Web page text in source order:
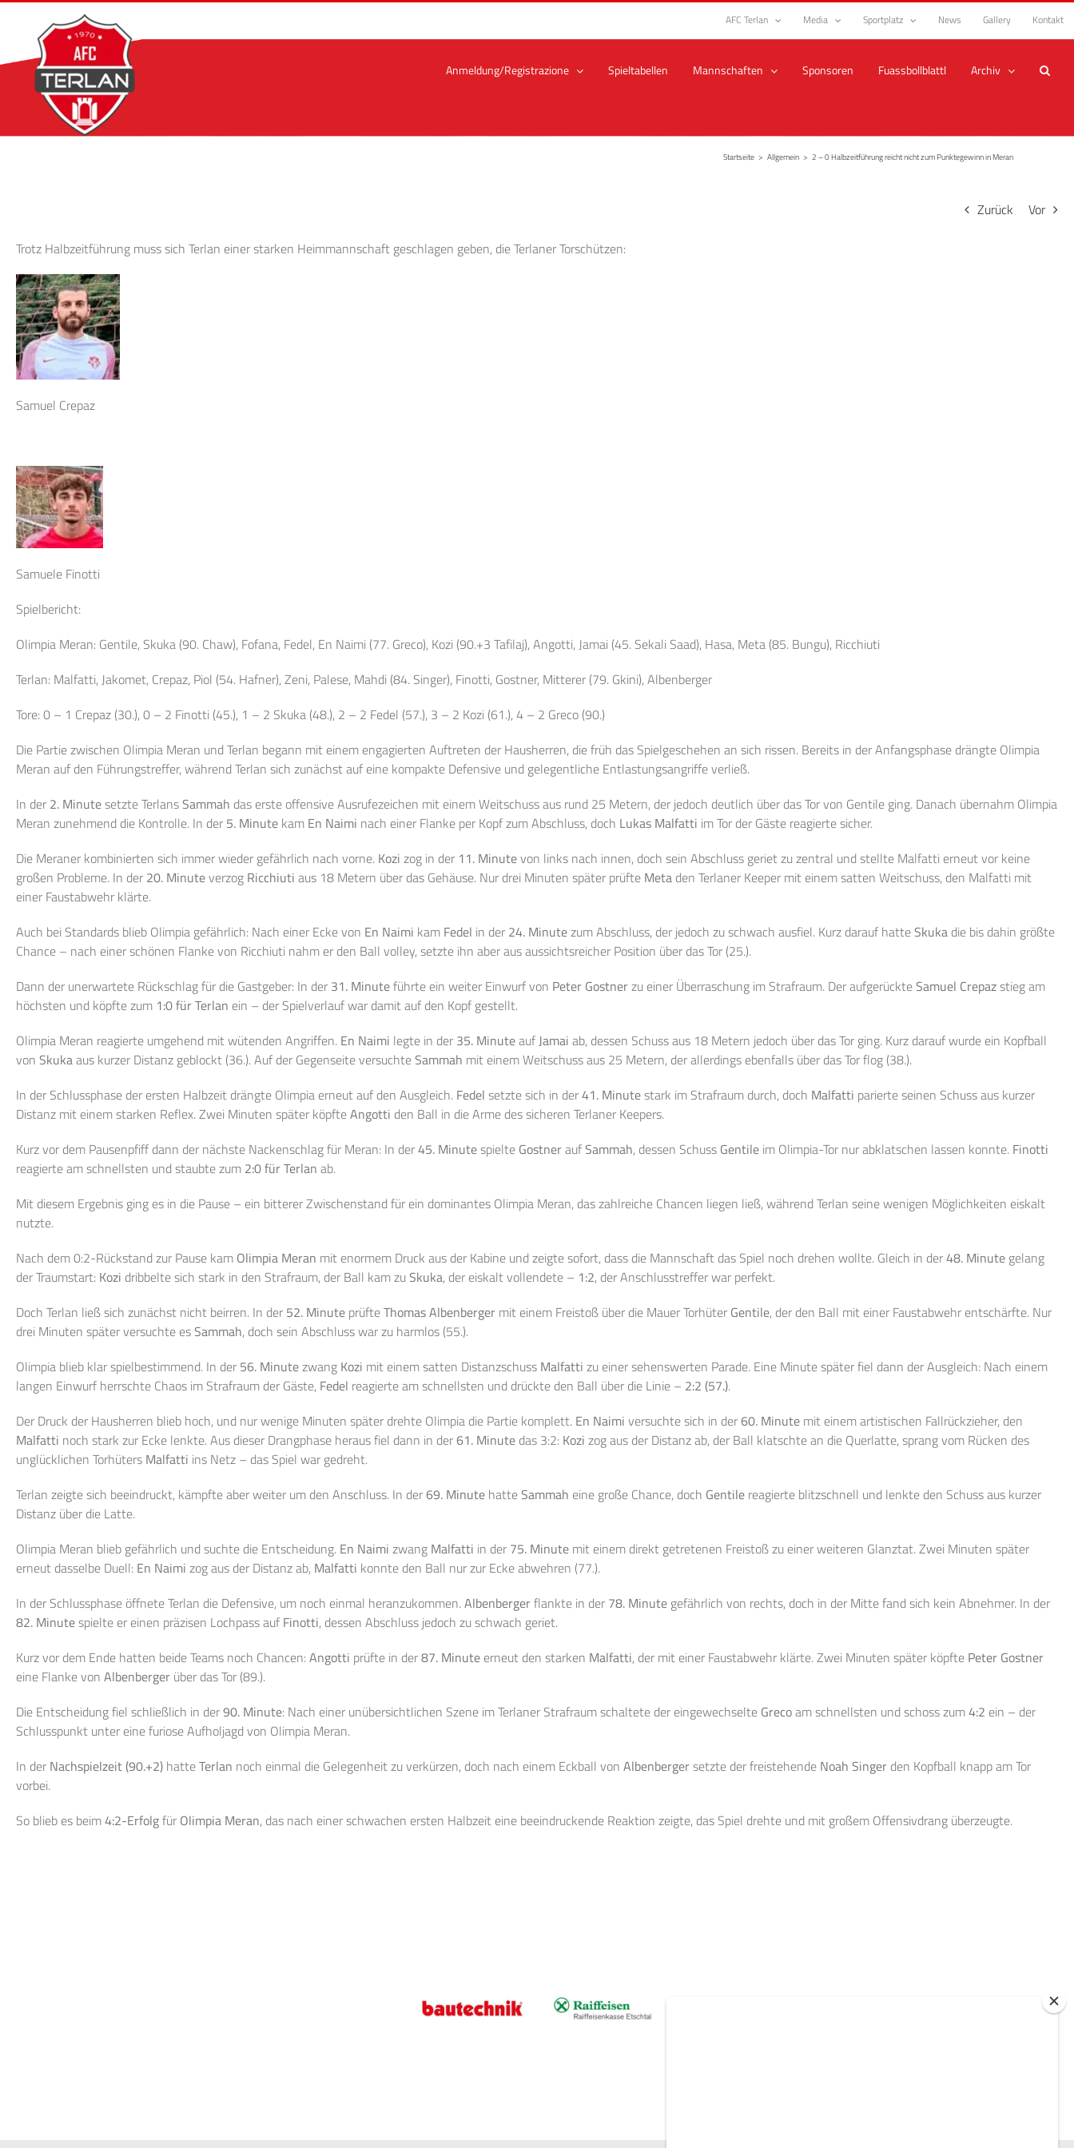
Zum
springen
AFC Terlan Media Sportplatz News Gallery Kontakt
Anmeldung/Registrazione Spieltabellen Mannschaften Sponsoren Fuassbollblattl Archiv
Startseite > Allgemein > 2 – 0 Halbzeitführung reicht nicht zum Punktegewinn in Meran
Zurück Vor
Trotz Halbzeitführung muss sich Terlan einer starken Heimmannschaft geschlagen geben, die Terlaner Torschützen:
Samuel Crepaz
Samuele Finotti
Spielbericht:
Olimpia Meran: Gentile, Skuka (90. Chaw), Fofana, Fedel, En Naimi (77. Greco), Kozi (90.+3 Tafilaj), Angotti, Jamai (45. Sekali Saad), Hasa, Meta (85. Bungu), Ricchiuti
Terlan: Malfatti, Jakomet, Crepaz, Piol (54. Hafner), Zeni, Palese, Mahdi (84. Singer), Finotti, Gostner, Mitterer (79. Gkini), Albenberger
Tore: 0 – 1 Crepaz (30.), 0 – 2 Finotti (45.), 1 – 2 Skuka (48.), 2 – 2 Fedel (57.), 3 – 2 Kozi (61.), 4 – 2 Greco (90.)
Die Partie zwischen Olimpia Meran und Terlan begann mit einem engagierten Auftreten der Hausherren, die früh das Spielgeschehen an sich rissen. Bereits in der Anfangsphase drängte Olimpia
Meran auf den Führungstreffer, während Terlan sich zunächst auf eine kompakte Defensive und gelegentliche Entlastungsangriffe verließ.
In der 2. Minutesetzte TerlansSammah das erste offensive Ausrufezeichen mit einem Weitschuss aus rund 25 Metern, der jedoch deutlich über das Tor von Gentile ging. Danach übernahm Olimpia
Meran zunehmend die Kontrolle. In der 5. Minute kam En Naimi nach einer Flanke per Kopf zum Abschluss, doch Lukas Malfatti im Tor der Gäste reagierte sicher.
Die Meraner kombinierten sich immer wieder gefährlich nach vorne. Kozi zog in der 11. Minutevon links nach innen, doch sein Abschluss geriet zu zentral und stellte Malfatti erneut vor keine
großen Probleme. In der 20. Minuteverzog Ricchiuti aus 18 Metern über das Gehäuse. Nur drei Minuten später prüfte Meta den Terlaner Keeper mit einem satten Weitschuss, den Malfatti mit
einer Faustabwehr klärte.
Auch bei Standards blieb Olimpia gefährlich: Nach einer Ecke von En Naimi kam Fedel in der 24. Minutezum Abschluss, der jedoch zu schwach ausfiel. Kurz darauf hatteSkuka die bis dahin größte
Chance – nach einer schönen Flanke von Ricchiuti nahm er den Ball volley, setzte ihn aber aus aussichtsreicher Position über das Tor (25.).
Dann der unerwartete Rückschlag für die Gastgeber: In der 31. Minuteführte ein weiter Einwurf von Peter Gostnerzu einer Überraschung im Strafraum. Der aufgerückteSamuel Crepazstieg am
höchsten und köpfte zum 1:0 für Terlan ein – der Spielverlauf war damit auf den Kopf gestellt.
Olimpia Meran reagierte umgehend mit wütenden Angriffen. En Naimi legte in der 35. MinuteaufJamai ab, dessen Schuss aus 18 Metern jedoch über das Tor ging. Kurz darauf wurde ein Kopfball
von Skukaaus kurzer Distanz geblockt (36.). Auf der Gegenseite versuchteSammah mit einem Weitschuss aus 25 Metern, der allerdings ebenfalls über das Tor flog (38.).
In der Schlussphase der ersten Halbzeit drängte Olimpia erneut auf den Ausgleich. Fedel setzte sich in der41. Minutestark im Strafraum durch, doch Malfatti parierte seinen Schuss aus kurzer
Distanz mit einem starken Reflex. Zwei Minuten später köpfteAngotti den Ball in die Arme des sicheren Terlaner Keepers.
Kurz vor dem Pausenpfiff dann der nächste Nackenschlag für Meran: In der45. Minutespielte GostneraufSammah, dessen Schuss Gentile im Olimpia-Tor nur abklatschen lassen konnte. Finotti
reagierte am schnellsten und staubte zum 2:0 für Terlan ab.
Mit diesem Ergebnis ging es in die Pause – ein bitterer Zwischenstand für ein dominantes Olimpia Meran, das zahlreiche Chancen liegen ließ, während Terlan seine wenigen Möglichkeiten eiskalt
nutzte.
Nach dem 0:2-Rückstand zur Pause kam Olimpia Meran mit enormem Druck aus der Kabine und zeigte sofort, dass die Mannschaft das Spiel noch drehen wollte. Gleich in der48. Minute gelang
der Traumstart: Kozi dribbelte sich stark in den Strafraum, der Ball kam zuSkuka, der eiskalt vollendete – 1:2, der Anschlusstreffer war perfekt.
Doch Terlan ließ sich zunächst nicht beirren. In der 52. Minute prüfteThomas Albenberger mit einem Freistoß über die Mauer Torhüter Gentile, der den Ball mit einer Faustabwehr entschärfte. Nur
drei Minuten später versuchte esSammah, doch sein Abschluss war zu harmlos (55.).
Olimpia blieb klar spielbestimmend. In der 56. Minutezwang Kozi mit einem satten Distanzschuss Malfatti zu einer sehenswerten Parade. Eine Minute später fiel dann der Ausgleich: Nach einem
langen Einwurf herrschte Chaos im Strafraum der Gäste, Fedel reagierte am schnellsten und drückte den Ball über die Linie – 2:2 (57.).
Der Druck der Hausherren blieb hoch, und nur wenige Minuten später drehte Olimpia die Partie komplett. En Naimi versuchte sich in der60. Minute mit einem artistischen Fallrückzieher, den
Malfatti noch stark zur Ecke lenkte. Aus dieser Drangphase heraus fiel dann in der61. Minute das 3:2: Kozi zog aus der Distanz ab, der Ball klatschte an die Querlatte, sprang vom Rücken des
unglücklichen Torhüters Malfatti ins Netz – das Spiel war gedreht.
Terlan zeigte sich beeindruckt, kämpfte aber weiter um den Anschluss. In der69. Minute hatteSammah eine große Chance, doch Gentile reagierte blitzschnell und lenkte den Schuss aus kurzer
Distanz über die Latte.
Olimpia Meran blieb gefährlich und suchte die Entscheidung. En Naimi zwang Malfatti in der 75. Minute mit einem direkt getretenen Freistoß zu einer weiteren Glanztat. Zwei Minuten später
erneut dasselbe Duell: En Naimi zog aus der Distanz ab, Malfatti konnte den Ball nur zur Ecke abwehren (77.).
In der Schlussphase öffnete Terlan die Defensive, um noch einmal heranzukommen.Albenbergerflankte in der 78. Minute gefährlich von rechts, doch in der Mitte fand sich kein Abnehmer. In der
82. Minutespielte er einen präzisen Lochpass auf Finotti, dessen Abschluss jedoch zu schwach geriet.
Kurz vor dem Ende hatten beide Teams noch Chancen:Angotti prüfte in der87. Minute erneut den starken Malfatti, der mit einer Faustabwehr klärte. Zwei Minuten später köpfte Peter Gostner
eine Flanke von Albenberger über das Tor (89.).
Die Entscheidung fiel schließlich in der90. Minute: Nach einer unübersichtlichen Szene im Terlaner Strafraum schaltete der eingewechselte Grecoam schnellsten und schoss zum4:2 ein – der
Schlusspunkt unter eine furiose Aufholjagd von Olimpia Meran.
In der Nachspielzeit (90.+2) hatteTerlan noch einmal die Gelegenheit zu verkürzen, doch nach einem Eckball von Albenbergersetzte der freistehende Noah Singer den Kopfball knapp am Tor
vorbei.
So blieb es beim4:2-Erfolgfür Olimpia Meran, das nach einer schwachen ersten Halbzeit eine beeindruckende Reaktion zeigte, das Spiel drehte und mit großem Offensivdrang überzeugte.